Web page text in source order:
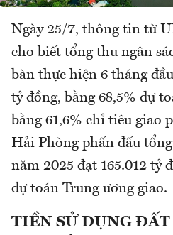
Ngày 25/7, thông tin từ
cho biết tổng thu ngân
bàn thực hiện 6 tháng
tỷ đồng, bằng 68,5% dự
bằng 61,6% chỉ tiêu giao
Hải Phòng phấn đấu
năm 2025 đạt 165.012 tỷ
dự toán Trung ương giao.
TIỀN SỬ DỤNG